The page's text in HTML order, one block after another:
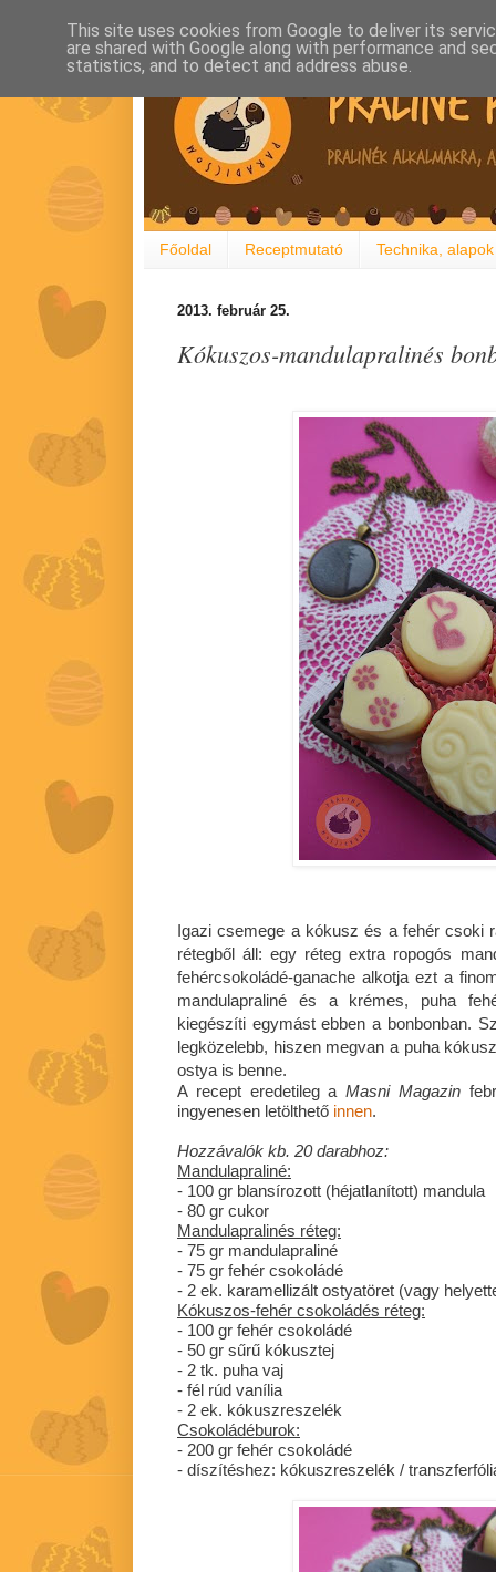
Főoldal Receptmutató Technika, alapok
2013. február 25.
Kókuszos-mandulapralinés
Igazi csemege a kókusz és a fehér csoki
rétegből áll: egy réteg extra ropogós
fehércsokoládé-ganache alkotja ezt a
mandulapraliné és a krémes, puha
kiegészíti egymást ebben a bonbonban.
legközelebb, hiszen megvan a puha
ostya is benne.
A recept eredetileg aMasni Magazin
ingyenesen letölthető innen.
Hozzávalók kb. 20 darabhoz:
Mandulapraliné:
- 100 gr blansírozott (héjatlanított) mandula
- 80 gr cukor
Mandulapralinés réteg:
- 75 gr mandulapraliné
- 75 gr fehér csokoládé
- 2 ek. karamellizált ostyatöret (vagy
Kókuszos-fehér csokoládés réteg:
- 100 gr fehér csokoládé
- 50 gr sűrű kókusztej
- 2 tk. puha vaj
- fél rúd vanília
- 2 ek. kókuszreszelék
Csokoládéburok:
- 200 gr fehér csokoládé
- díszítéshez: kókuszreszelék /
This site uses cookies from Google to deliver its
are shared with Google along with performance and
statistics, and to detect and address abuse.